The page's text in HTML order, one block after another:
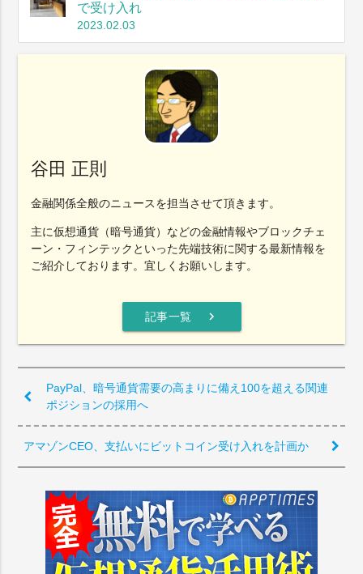
で受け入れ
2023.02.03
谷田 正則
金融関係全般のニュースを担当させて頂きます。
主に仮想通貨（暗号通貨）などの金融情報やブロックチェ
ーン・フィンテックといった先端技術に関する最新情報を
ご紹介しております。宜しくお願いします。
記事一覧 chevron_right
PayPal、暗号通貨需要の高まりに備え100を超える関連
ポジションの採用へ
アマゾンCEO、支払いにビットコイン受け入れを計画か